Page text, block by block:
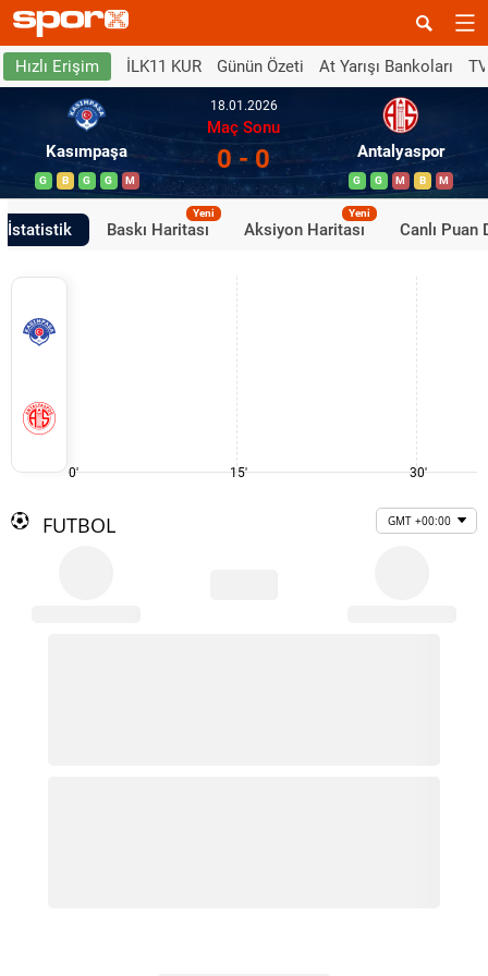
Hızlı Erişim İLK11 KUR Günün Özeti At Yarışı Bankoları
Kasımpaşa
G B G G M
18.01.2026
Maç Sonu
0 - 0 Antalyaspor
G G M B M
İstatistik Baskı Haritası
Yeni
Aksiyon Haritası
Yeni
Canlı Puan
0' 15' 30'
FUTBOL GMT +00:00